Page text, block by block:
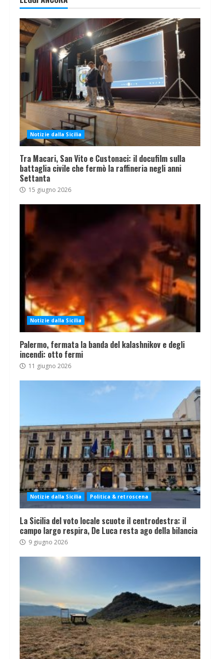
Notizie dalla Sicilia
Tra Macari, San Vito e Custonaci: il docufilm sulla
battaglia civile che fermò la raffineria negli anni
Settanta
15 giugno 2026
Notizie dalla Sicilia
Palermo, fermata la banda del kalashnikov e degli
incendi: otto fermi
11 giugno 2026
Notizie dalla Sicilia Politica & retroscena
La Sicilia del voto locale scuote il centrodestra: il
campo largo respira, De Luca resta ago della bilancia
9 giugno 2026